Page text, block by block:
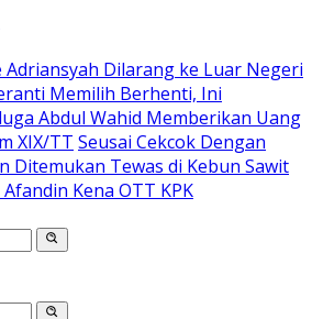
Adriansyah Dilarang ke Luar Negeri
Memilih Berhenti, Ini
Abdul Wahid Memberikan Uang
XIX/TT Seusai Cekcok Dengan
Ditemukan Tewas di Kebun Sawit
Kena OTT KPK